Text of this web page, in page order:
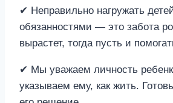
✔ Неправильно нагружать
обязанностями — это забота
вырастет, тогда пусть и
✔ Мы уважаем личность
указываем ему, как жить.